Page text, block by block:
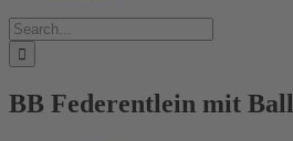
Suche
nach:
BB Federentlein mit Ball